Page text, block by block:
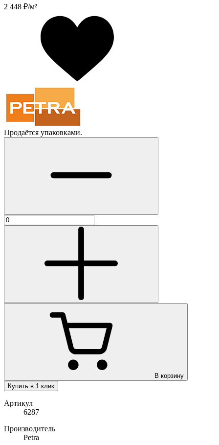
2 448 ₽/м²
Продаётся упаковками.
В корзину
Купить в 1 клик
Артикул
6287
Производитель
Petra